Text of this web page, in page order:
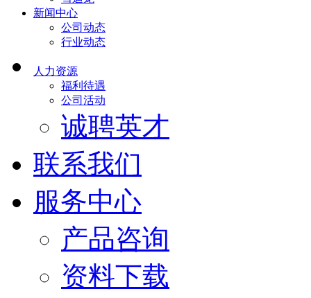
新闻中心
公司动态
行业动态
人力资源
福利待遇
公司活动
诚聘英才
联系我们
服务中心
产品咨询
资料下载